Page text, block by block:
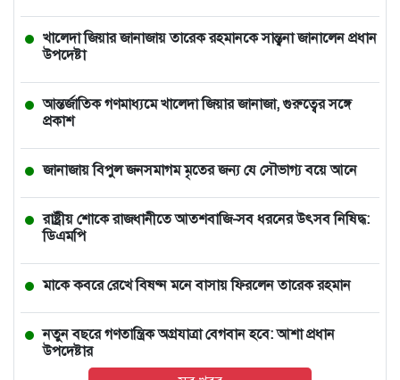
খালেদা জিয়ার জানাজায় তারেক রহমানকে সান্ত্বনা জানালেন প্রধান
উপদেষ্টা
আন্তর্জাতিক গণমাধ্যমে খালেদা জিয়ার জানাজা, গুরুত্বের সঙ্গে
প্রকাশ
জানাজায় বিপুল জনসমাগম মৃতের জন্য যে সৌভাগ্য বয়ে আনে
রাষ্ট্রীয় শোকে রাজধানীতে আতশবাজি-সব ধরনের উৎসব নিষিদ্ধ:
ডিএমপি
মাকে কবরে রেখে বিষণ্ন মনে বাসায় ফিরলেন তারেক রহমান
নতুন বছরে গণতান্ত্রিক অগ্রযাত্রা বেগবান হবে: আশা প্রধান
উপদেষ্টার